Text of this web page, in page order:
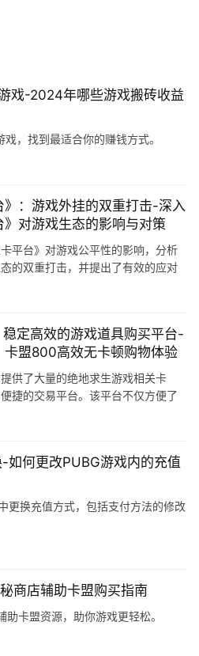
戏-2024年哪些游戏搬砖收益
，找到最适合你的赚钱方式。
：游戏外挂的双重打击-深入
对游戏生态的影响与对策
平台》对游戏公平性的影响，分析
的双重打击，并提出了有效的应对
稳定高效的游戏道具购买平台-
卡盟800高效无卡顿购物体验
供了大量的绝地求生游戏相关卡
捷的交易平台。该平台不仅方便了
如何更改PUBG游戏内的充值
更换充值方式，包括支付方法的修改
商店辅助卡盟购买指南
卡盟资源，助你游戏更轻松。